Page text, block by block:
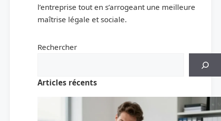
l’entreprise tout en s’arrogeant une meilleure
maîtrise légale et sociale.
Rechercher
Articles récents